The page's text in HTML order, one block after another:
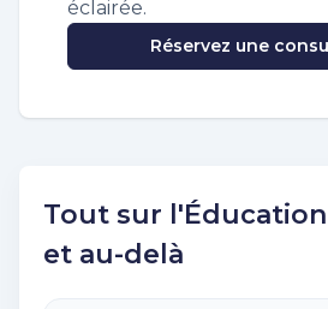
éclairée.
Réservez une
Tout sur
et au-delà